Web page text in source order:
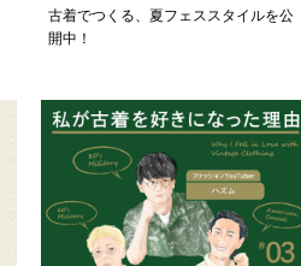
古着でつくる、夏フェススタイルを公
開中！